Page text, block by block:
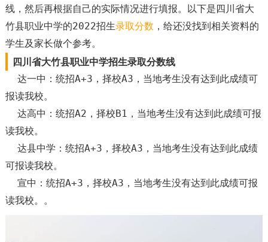
线，然后再根据自己的实际情况进行填报。以下是四川省大
竹县职业中学的2022招生录取分数 ，给还没找到相关资料的
学生及家长做个参考。
四川省大竹县职业中学招生录取分数线
达一中：统招A+3，择校A3，当地考生没有达到此成绩可
报读我校。
达高中：统招A2，择校B1，当地考生没有达到此成绩可报
读我校。
达县中学：统招A+3，择校A3，当地考生没有达到此成绩
可报读我校。
宣中：统招A+3，择校A3，当地考生没有达到此成绩可报
读我校。。